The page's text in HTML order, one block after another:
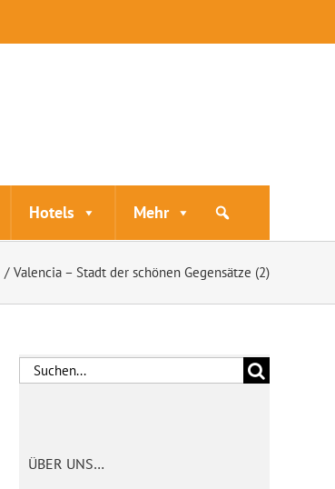
Hotels Mehr
Valencia – Stadt der schönen Gegensätze (2)
Suche
ÜBER UNS…